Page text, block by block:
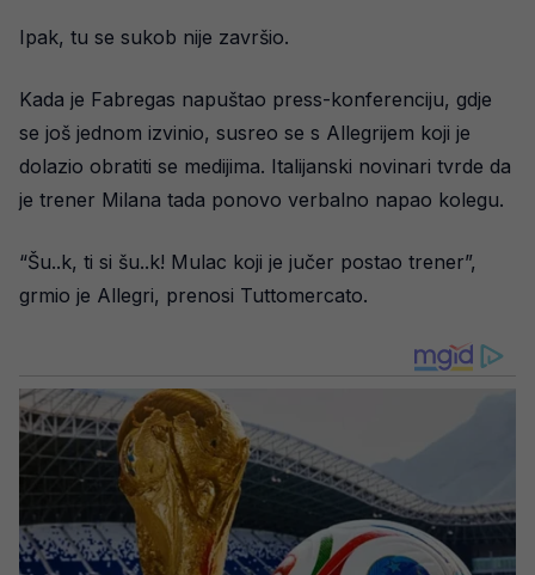
Ipak, tu se sukob nije završio.
Kada je Fabregas napuštao press-konferenciju, gdje
se još jednom izvinio, susreo se s Allegrijem koji je
dolazio obratiti se medijima. Italijanski novinari tvrde da
je trener Milana tada ponovo verbalno napao kolegu.
“Šu..k, ti si šu..k! Mulac koji je jučer postao trener”,
grmio je Allegri, prenosi Tuttomercato.